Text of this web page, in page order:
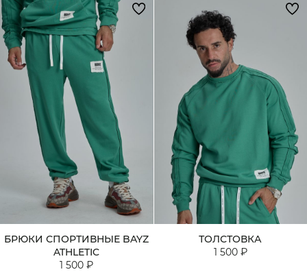
БРЮКИ СПОРТИВНЫЕ BAYZ
ATHLETIC
1 500 ₽
ТОЛСТОВКА
1 500 ₽